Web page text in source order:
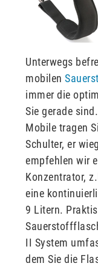
Unterwegs
mobilen
immer die
Sie gerade
Mobile tragen
Schulter, er
empfehlen wir
Konzentrator,
eine
9 Litern.
II System
dem Sie die